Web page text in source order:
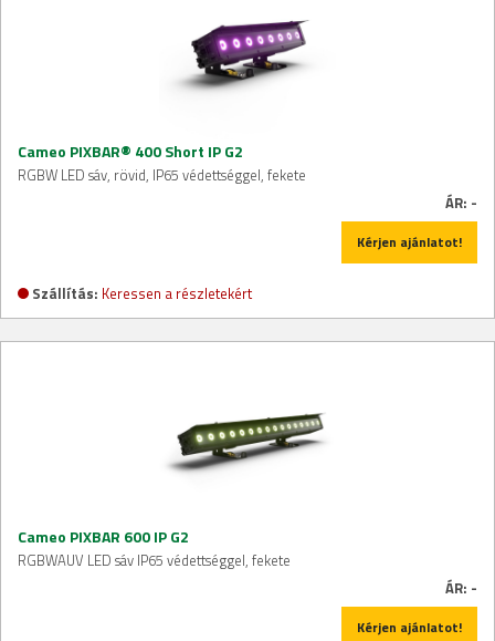
Cameo PIXBAR® 400 Short IP G2
RGBW LED sáv, rövid, IP65 védettséggel, fekete
ÁR: -
Kérjen ajánlatot!
Szállítás: Keressen a részletekért
Cameo PIXBAR 600 IP G2
RGBWAUV LED sáv IP65 védettséggel, fekete
ÁR: -
Kérjen ajánlatot!